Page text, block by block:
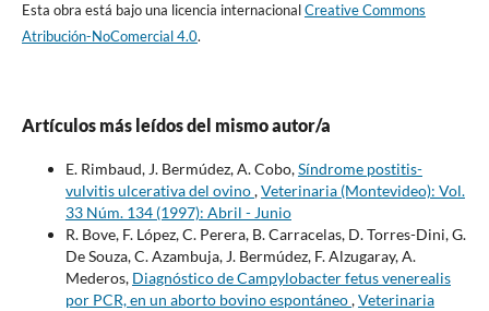
Esta obra está bajo una licencia internacionalCreative Commons
Atribución-NoComercial 4.0.
Artículos más leídos del mismo autor/a
E. Rimbaud, J. Bermúdez, A. Cobo,Síndrome postitis-
vulvitis ulcerativa del ovino,Veterinaria (Montevideo): Vol.
33 Núm. 134 (1997): Abril - Junio
R. Bove, F. López, C. Perera, B. Carracelas, D. Torres-Dini, G.
De Souza, C. Azambuja, J. Bermúdez, F. Alzugaray, A.
Mederos, Diagnóstico de Campylobacter fetus venerealis
por PCR, en un aborto bovino espontáneo,Veterinaria